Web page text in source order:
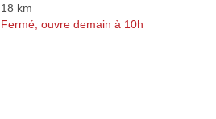
18 km
Fermé, ouvre demain à 10h